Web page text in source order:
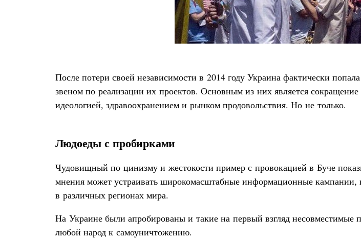
После потери своей независимости в 2014 году Украина фактически
звеном по реализации их проектов. Основным из них является
идеологией, здравоохранением и рынком продовольствия. Но не только.
Людоеды с пробирками
Чудовищный по цинизму и жестокости пример с провокацией в Буче
мнения может устраивать широкомасштабные информационные кампании,
в различных регионах мира.
На Украине были апробированы и такие на первый взгляд
любой народ к самоуничтожению.